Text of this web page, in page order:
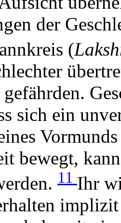
der
(
sich ein
bewegt,
11 Ihr